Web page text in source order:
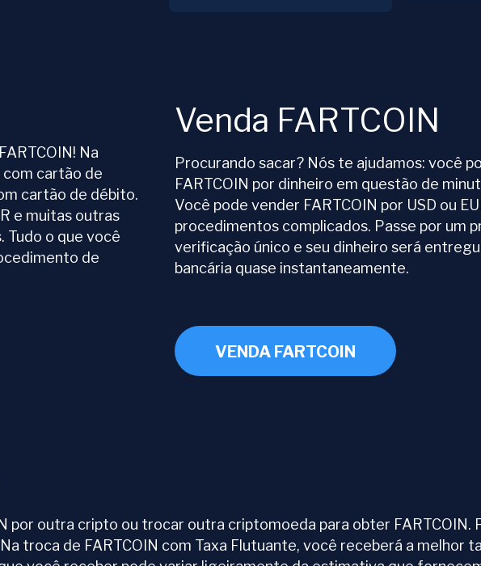
Na
com cartão de
cartão de débito.
e muitas outras
Tudo o que você
de
Venda FARTCOIN
Procurando sacar? Nós te ajudamos: você
FARTCOIN por dinheiro em questão de
Você pode vender FARTCOIN por USD ou
procedimentos complicados. Passe por um
verificação único e seu dinheiro será
bancária quase instantaneamente.
VENDA FARTCOIN
por outra cripto ou trocar outra criptomoeda para obter FARTCOIN.
troca de FARTCOIN com Taxa Flutuante, você receberá a melhor